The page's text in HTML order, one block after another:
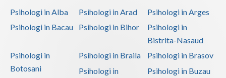
Psihologi in Alba Psihologi in Arad
Psihologi in Arges
Psihologi in Bacau
Psihologi in Bihor
Psihologi in
Bistrita-Nasaud
Psihologi in
Botosani
Psihologi in Braila
Psihologi in Brasov
Psihologi in
Psihologi in Buzau